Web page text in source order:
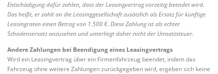
Entschädigung dafür zahlen, dass der Leasingvertrag vorzeitig beendet wird.
Das heißt, er zahlt an die Leasinggesellschaft zusätzlich als Ersatz für künftige
Leasingraten einen Betrag von 1.500 €. Diese Zahlung ist als echter
Schadensersatz anzusehen und unterliegt daher nicht der Umsatzsteuer.
Andere Zahlungen bei Beendigung eines Leasingvertrags
Wird ein Leasingvertrag über ein Firmenfahrzeug beendet, indem das
Fahrzeug ohne weitere Zahlungen zurückgegeben wird, ergeben sich keine